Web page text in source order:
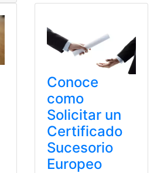
Conoce
como
Solicitar un
Certificado
Sucesorio
Europeo